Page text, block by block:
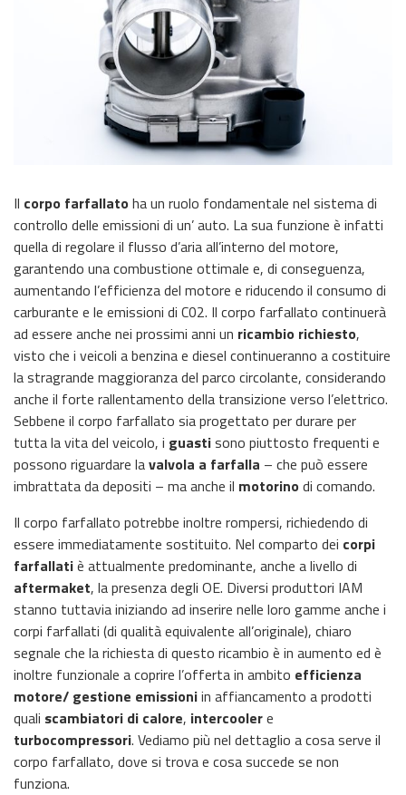
Il corpo farfallato ha un ruolo fondamentale nel sistema di
controllo delle emissioni di un’ auto. La sua funzione è infatti
quella di regolare il flusso d’aria all’interno del motore,
garantendo una combustione ottimale e, di conseguenza,
aumentando l’efficienza del motore e riducendo il consumo di
carburante e le emissioni di C02. Il corpo farfallato continuerà
ad essere anche nei prossimi anni un ricambio richiesto,
visto che i veicoli a benzina e diesel continueranno a costituire
la stragrande maggioranza del parco circolante, considerando
anche il forte rallentamento della transizione verso l’elettrico.
Sebbene il corpo farfallato sia progettato per durare per
tutta la vita del veicolo, i guastisono piuttosto frequenti e
possono riguardare lavalvola a farfalla – che può essere
imbrattata da depositi – ma anche il motorino di comando.
Il corpo farfallato potrebbe inoltre rompersi, richiedendo di
essere immediatamente sostituito. Nel comparto dei corpi
farfallatiè attualmente predominante, anche a livello di
aftermaket, la presenza degli OE. Diversi produttori IAM
stanno tuttavia iniziando ad inserire nelle loro gamme anche i
corpi farfallati (di qualità equivalente all’originale), chiaro
segnale che la richiesta di questo ricambio è in aumento ed è
inoltre funzionale a coprire l’offerta in ambito efficienza
motore/ gestione emissioniin affiancamento a prodotti
quali scambiatori di calore, intercoolere
turbocompressori. Vediamo più nel dettaglio a cosa serve il
corpo farfallato, dove si trova e cosa succede se non
funziona.